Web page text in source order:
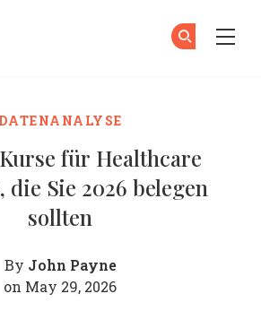
DATENANALYSE
Kurse für Healthcare
die Sie 2026 belegen
sollten
By John Payne
on May 29, 2026